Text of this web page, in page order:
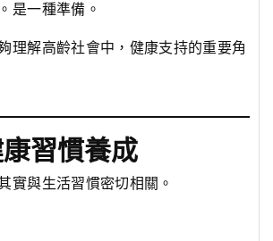
是一種準備。
理解高齡社會中，健康支持的重要角
習慣養成
實與生活習慣密切相關。